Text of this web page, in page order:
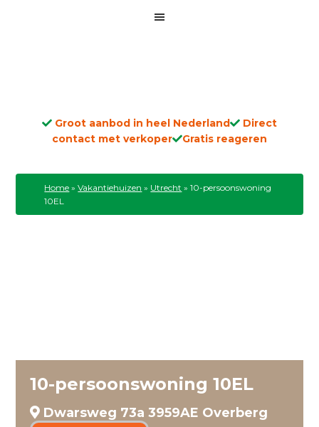
Groot aanbod in heel Nederland
Direct
contact met verkoper
Gratis reageren
Home »Vakantiehuizen » Utrecht »10-persoonswoning
10EL
10-persoonswoning 10EL
Dwarsweg 73a 3959AE Overberg